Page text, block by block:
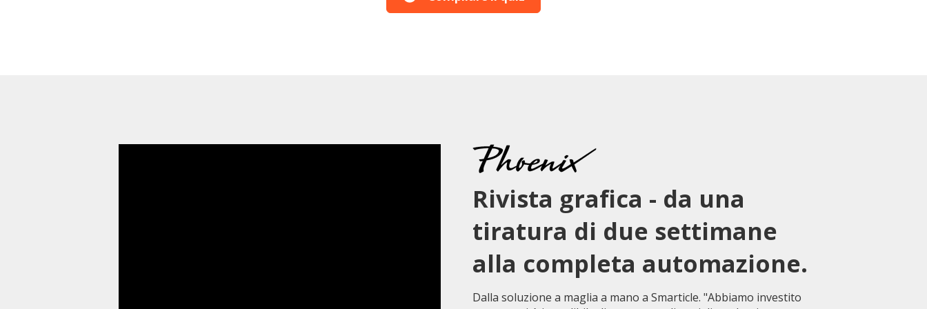
Rivista grafica - da una
tiratura di due settimane
alla completa automazione.
Dalla soluzione a maglia a mano a Smarticle. "Abbiamo investito